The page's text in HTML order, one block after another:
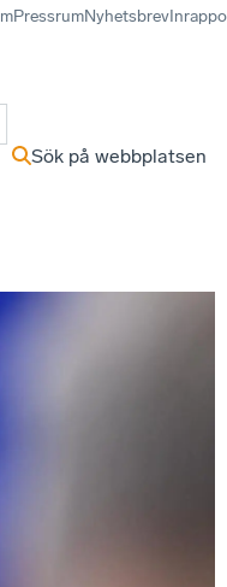
PressrumNyhetsbrev
Sök på webbplatsen